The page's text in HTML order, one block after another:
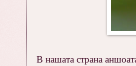
В нашата страна